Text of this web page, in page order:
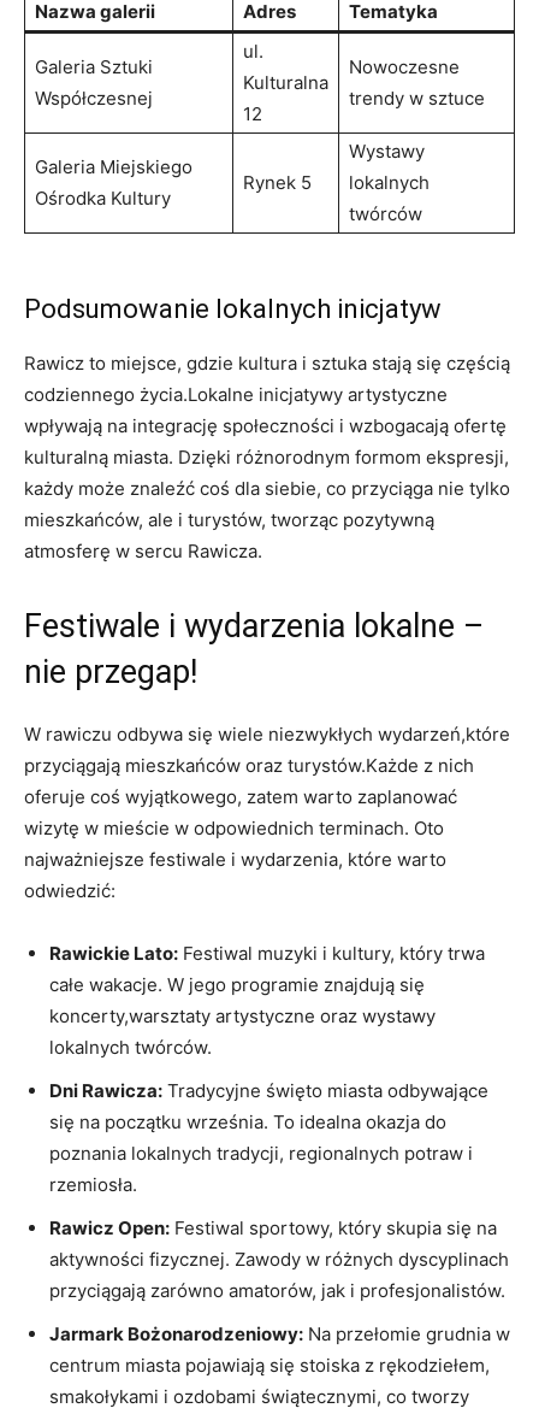
Nazwa galerii Adres Tematyka
Galeria Sztuki
Współczesnej
ul.
Kulturalna
12
Nowoczesne
trendy w sztuce
Galeria Miejskiego
Ośrodka Kultury
Rynek 5
Wystawy
lokalnych
twórców
Podsumowanie lokalnych inicjatyw
Rawicz to miejsce, gdzie kultura i sztuka stają się częścią
codziennego życia.Lokalne inicjatywy artystyczne
wpływają na integrację społeczności i wzbogacają ofertę
kulturalną miasta. Dzięki różnorodnym formom ekspresji,
każdy może znaleźć coś dla siebie, co przyciąga nie tylko
mieszkańców, ale i turystów, tworząc pozytywną
atmosferę w sercu Rawicza.
Festiwale i wydarzenia lokalne –
nie przegap!
W rawiczu odbywa się wiele niezwykłych wydarzeń,które
przyciągają mieszkańców oraz turystów.Każde z nich
oferuje coś wyjątkowego, zatem warto zaplanować
wizytę w mieście w odpowiednich terminach. Oto
najważniejsze festiwale i wydarzenia, które warto
odwiedzić:
Rawickie Lato: Festiwal muzyki i kultury, który trwa
całe wakacje. W jego programie znajdują się
koncerty,warsztaty artystyczne oraz wystawy
lokalnych twórców.
Dni Rawicza: Tradycyjne święto miasta odbywające
się na początku września. To idealna okazja do
poznania lokalnych tradycji, regionalnych potraw i
rzemiosła.
Rawicz Open: Festiwal sportowy, który skupia się na
aktywności fizycznej. Zawody w różnych dyscyplinach
przyciągają zarówno amatorów, jak i profesjonalistów.
Jarmark Bożonarodzeniowy: Na przełomie grudnia w
centrum miasta pojawiają się stoiska z rękodziełem,
smakołykami i ozdobami świątecznymi, co tworzy